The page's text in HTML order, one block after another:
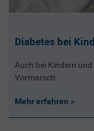
Diabetes bei
Auch bei Kindern
Vormarsch.
Mehr erfahren